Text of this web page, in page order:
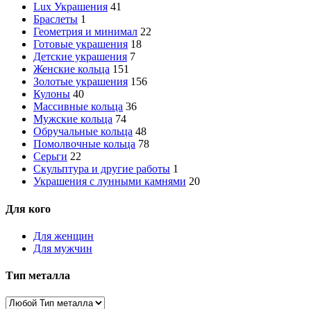
Lux Украшения 41
Браслеты 1
Геометрия и минимал 22
Готовые украшения 18
Детские украшения 7
Женские кольца 151
Золотые украшения 156
Кулоны 40
Массивные кольца 36
Мужские кольца 74
Обручальные кольца 48
Помолвочные кольца 78
Серьги 22
Скульптура и другие работы 1
Украшения с лунными камнями 20
Для кого
Для женщин
Для мужчин
Тип металла